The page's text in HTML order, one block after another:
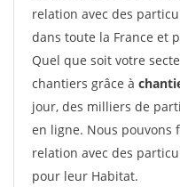
relation avec des
dans toute la France et
Quel que soit votre
chantiers grâce à
jour, des milliers de
en ligne. Nous pouvons
relation avec des
pour leur Habitat.